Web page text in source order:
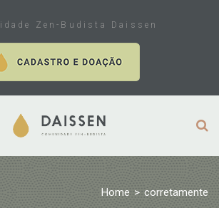
Zen-Budista Daissen
Home > corretamente